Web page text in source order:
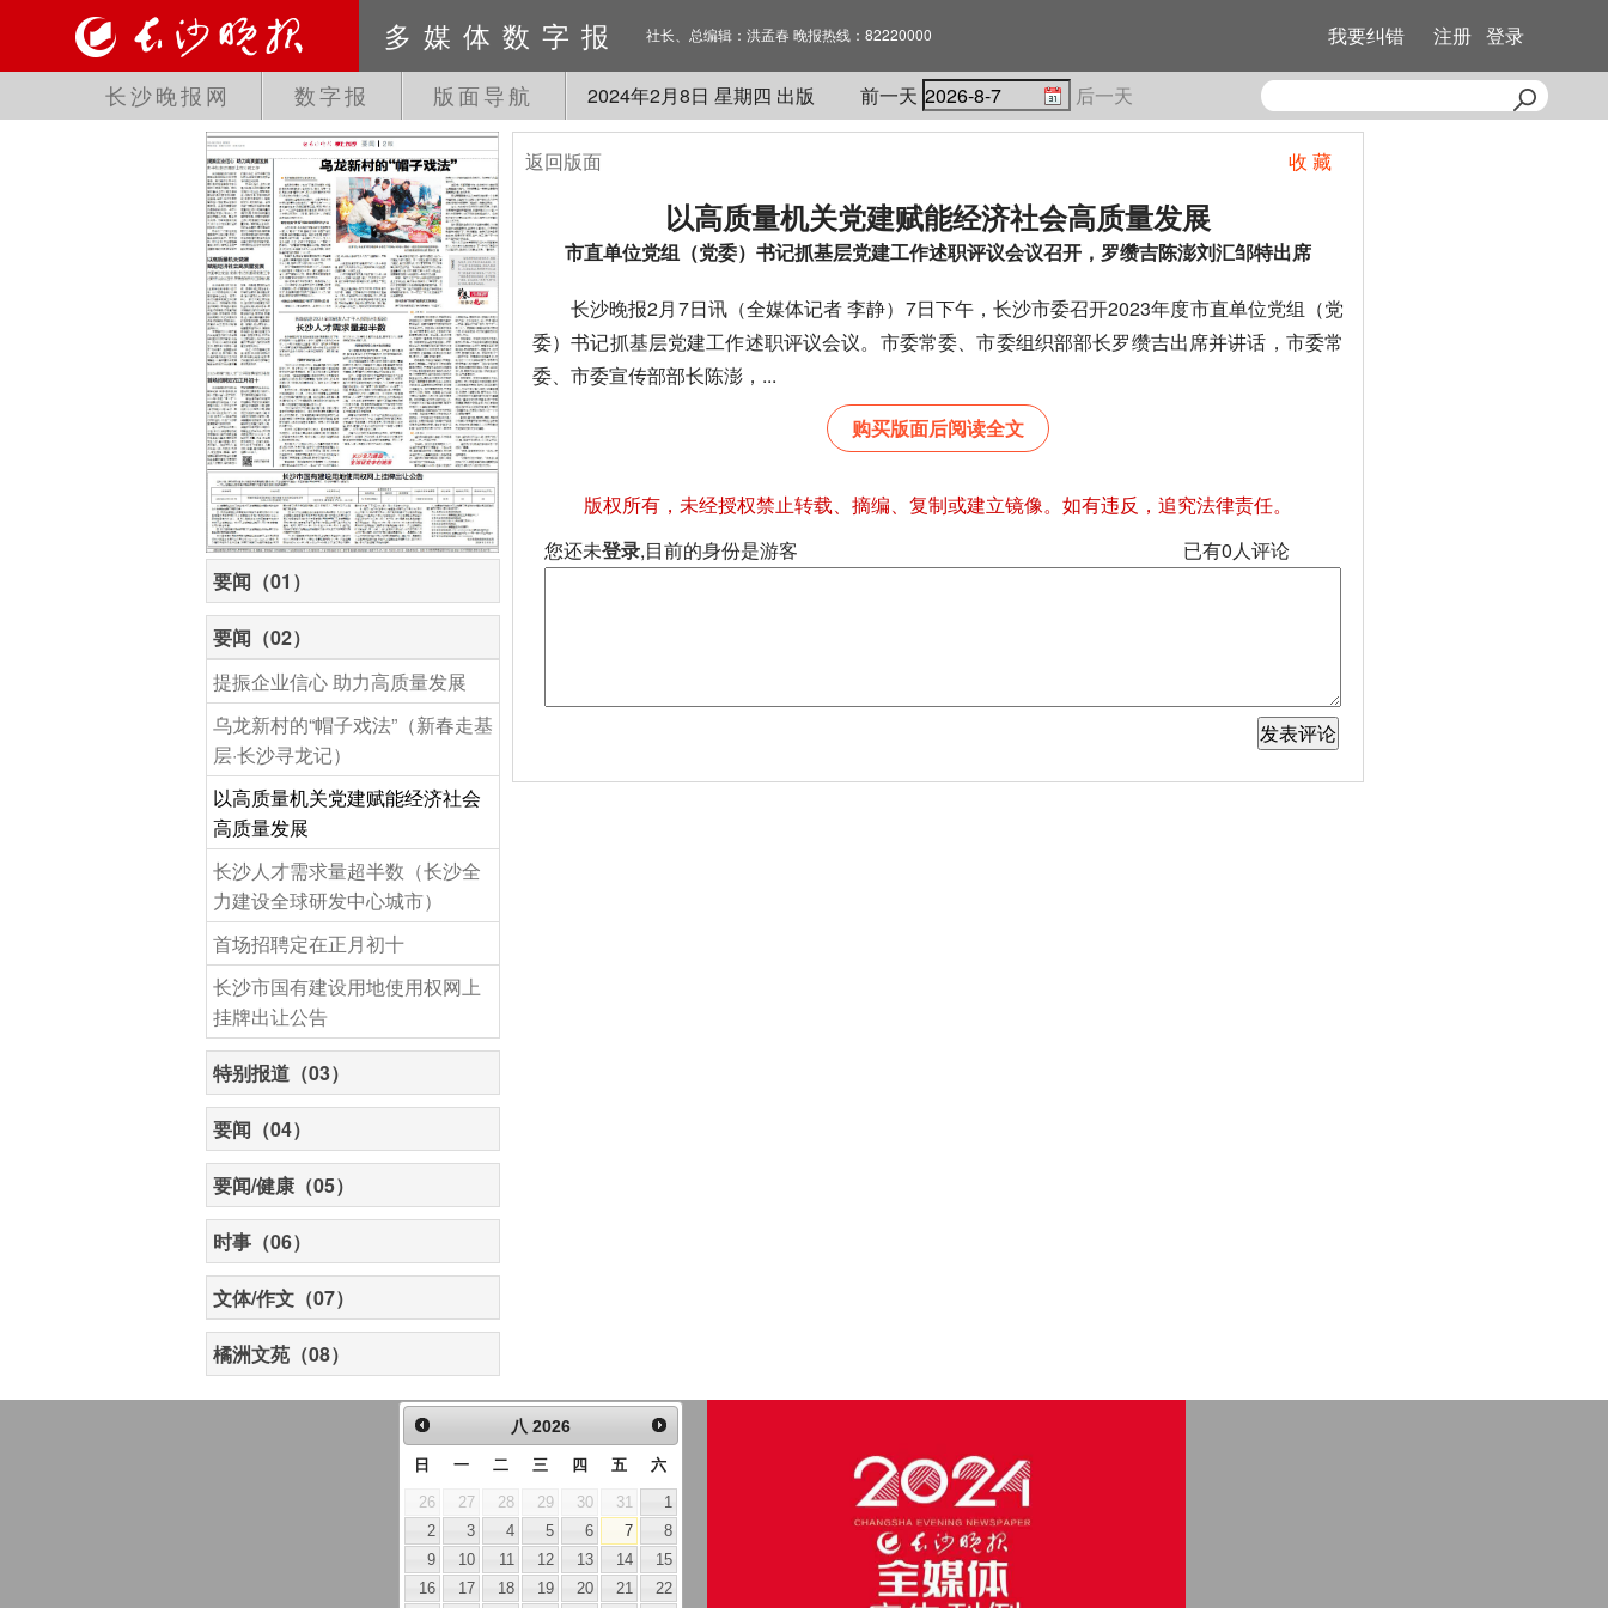
多媒体数字报 社长、总编辑：洪孟春 晚报热线：82220000 我要纠错 注册 登录
长沙晚报网 数字报 版面导航 2024年2月8日 星期四 出版 前一天 后一天
要闻（01）
要闻（02）
提振企业信心 助力高质量发展
乌龙新村的“帽子戏法”（新春走基
层·长沙寻龙记）
以高质量机关党建赋能经济社会
高质量发展
长沙人才需求量超半数（长沙全
力建设全球研发中心城市）
首场招聘定在正月初十
长沙市国有建设用地使用权网上
挂牌出让公告
特别报道（03）
要闻（04）
要闻/健康（05）
时事（06）
文体/作文（07）
橘洲文苑（08）
返回版面 收 藏
以高质量机关党建赋能经济社会高质量发展
市直单位党组（党委）书记抓基层党建工作述职评议会议召开，罗缵吉陈澎刘汇邹特出席
长沙晚报2月7日讯（全媒体记者 李静）7日下午，长沙市委召开2023年度市直单位党组（党
委）书记抓基层党建工作述职评议会议。市委常委、市委组织部部长罗缵吉出席并讲话，市委常
委、市委宣传部部长陈澎，...
购买版面后阅读全文
版权所有，未经授权禁止转载、摘编、复制或建立镜像。如有违反，追究法律责任。
您还未登录,目前的身份是游客 已有0人评论
八 2026
日 一 二 三 四 五 六
26 27 28 29 30 31
1
2
3 4 5 6 7
8
9
10 11 12 13 14
15
16
17 18 19 20 21 22